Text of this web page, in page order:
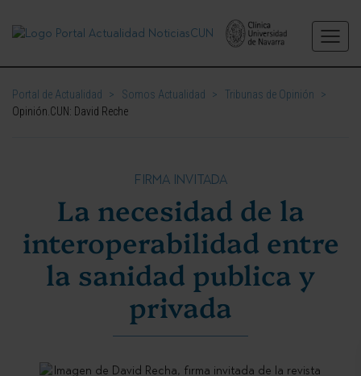
Portal de Actualidad > Somos Actualidad > Tribunas de Opinión
>
Opinión.CUN: David Reche
FIRMA INVITADA
La necesidad de la
interoperabilidad entre
la sanidad publica y
privada